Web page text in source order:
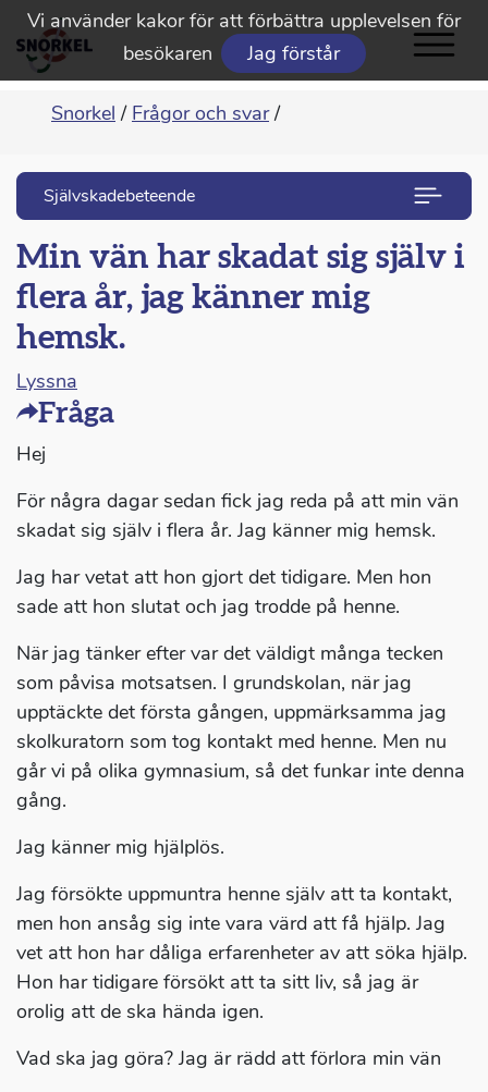
Vi använder kakor för att förbättra upplevelsen för
besökaren
Jag förstår
Snorkel / Frågor och svar /
Självskadebeteende
Min vän har skadat sig själv i
flera år, jag känner mig
hemsk.
Lyssna
Fråga
Hej
För några dagar sedan fick jag reda på att min vän
skadat sig själv i flera år. Jag känner mig hemsk.
Jag har vetat att hon gjort det tidigare. Men hon
sade att hon slutat och jag trodde på henne.
När jag tänker efter var det väldigt många tecken
som påvisa motsatsen. I grundskolan, när jag
upptäckte det första gången, uppmärksamma jag
skolkuratorn som tog kontakt med henne. Men nu
går vi på olika gymnasium, så det funkar inte denna
gång.
Jag känner mig hjälplös.
Jag försökte uppmuntra henne själv att ta kontakt,
men hon ansåg sig inte vara värd att få hjälp. Jag
vet att hon har dåliga erfarenheter av att söka hjälp.
Hon har tidigare försökt att ta sitt liv, så jag är
orolig att de ska hända igen.
Vad ska jag göra? Jag är rädd att förlora min vän